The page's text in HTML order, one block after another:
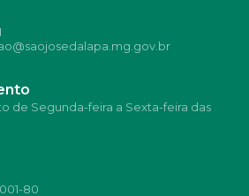
de Segunda-feira a Sexta-feira das
80